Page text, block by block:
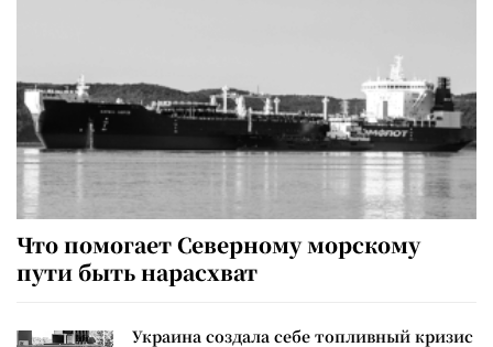
Что помогает Северному морскому
пути быть нарасхват
Украина создала себе топливный кризис